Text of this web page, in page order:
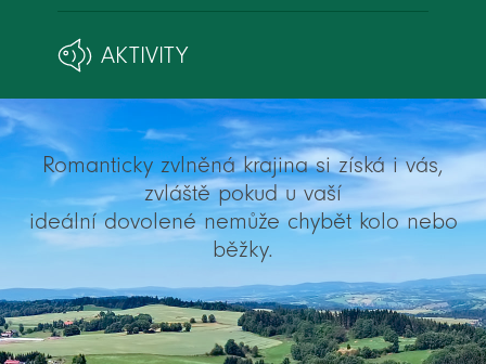
AKTIVITY
Romanticky zvlněná krajina si získá i vás,
zvláště pokud u vaší
ideální dovolené nemůže chybět kolo nebo
běžky.